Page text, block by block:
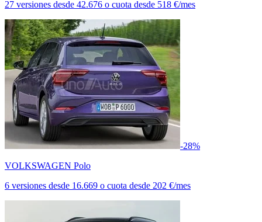
27 versiones desde 42.676 o cuota desde 518 €/mes
-28%
VOLKSWAGEN Polo
6 versiones desde 16.669 o cuota desde 202 €/mes